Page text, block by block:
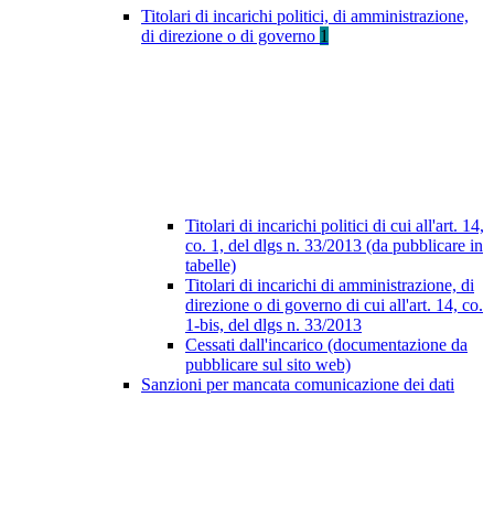
Titolari di incarichi politici, di amministrazione,
di direzione o di governo 1
Titolari di incarichi politici di cui all'art. 14,
co. 1, del dlgs n. 33/2013 (da pubblicare in
tabelle)
Titolari di incarichi di amministrazione, di
direzione o di governo di cui all'art. 14, co.
1-bis, del dlgs n. 33/2013
Cessati dall'incarico (documentazione da
pubblicare sul sito web)
Sanzioni per mancata comunicazione dei dati